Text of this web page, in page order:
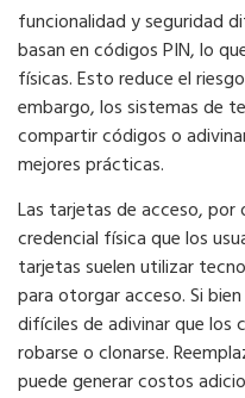
funcionalidad y seguridad
basan en códigos PIN, lo
físicas. Esto reduce el
embargo, los sistemas de
compartir códigos o
mejores prácticas.
Las tarjetas de acceso,
credencial física que los
tarjetas suelen utilizar
para otorgar acceso. Si
difíciles de adivinar que los
robarse o clonarse.
puede generar costos